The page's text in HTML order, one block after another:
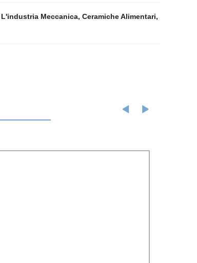
L'industria Meccanica, Ceramiche Alimentari,